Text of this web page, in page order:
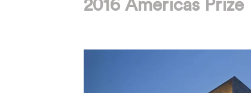
2016 Americas Prize